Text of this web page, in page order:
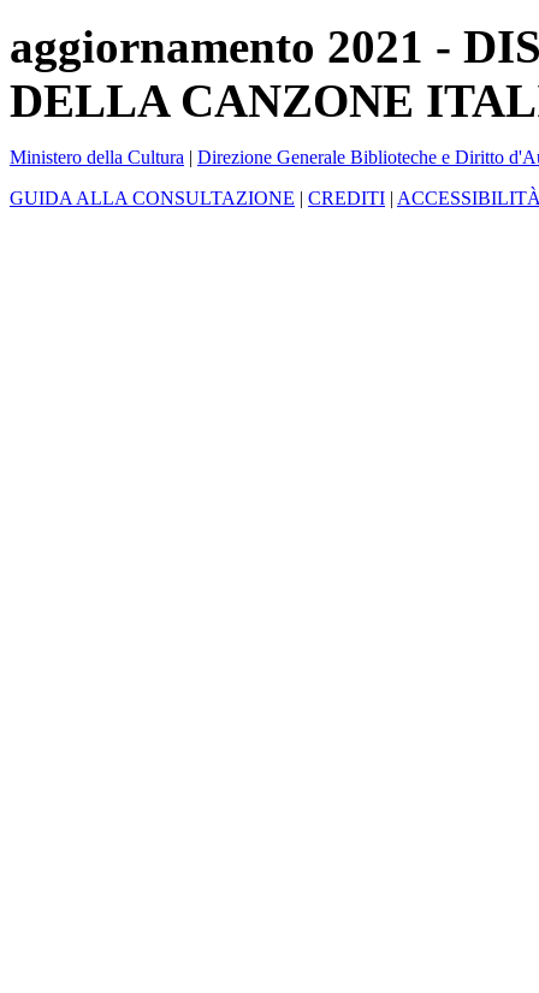
aggiornamento 2021 -
DELLA CANZONE
Ministero della Cultura | Direzione Generale Biblioteche e Diritto
GUIDA ALLA CONSULTAZIONE | CREDITI |